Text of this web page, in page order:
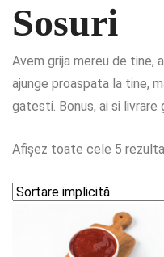
Sosuri
Avem grija mereu de tine,
ajunge proaspata la tine,
gatesti. Bonus, ai si livrare
Afișez toate cele 5